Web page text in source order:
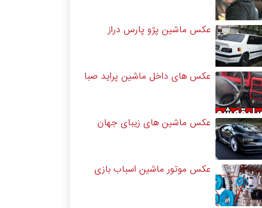
عکس ماشین پژو پارس دراز
عکس های داخل ماشین پراید صبا
عکس ماشین های زیبای جهان
عکس موتور ماشین اسباب بازی